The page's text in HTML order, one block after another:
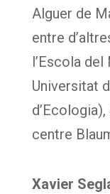
Alguer de
entre
l’Escola
Universitat
centre
Xavier